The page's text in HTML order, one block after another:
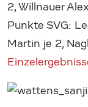
2, Willnauer
Punkte SVG:
Martin je 2,